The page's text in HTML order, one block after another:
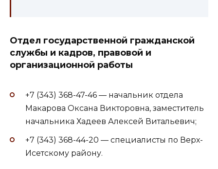
Отдел государственной гражданской
службы и кадров, правовой и
организационной работы
+7 (343) 368-47-46 — начальник отдела
Макарова Оксана Викторовна, заместитель
начальника Хадеев Алексей Витальевич;
+7 (343) 368-44-20 — специалисты по Верх-
Исетскому району.